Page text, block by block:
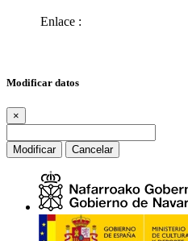
Enlace :
Modificar datos
×
Modificar Cancelar